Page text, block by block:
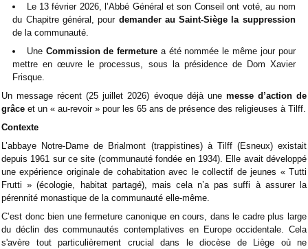
Le 13 février 2026, l’Abbé Général et son Conseil ont voté, au nom
du Chapitre général, pour demander au Saint-Siège la suppression
de la communauté.
Une Commission de fermeture a été nommée le même jour pour
mettre en œuvre le processus, sous la présidence de Dom Xavier
Frisque.
Un message récent (25 juillet 2026) évoque déjà une messe d’action de
grâce et un « au-revoir » pour les 65 ans de présence des religieuses à Tilff.
Contexte
L’abbaye Notre-Dame de Brialmont (trappistines) à Tilff (Esneux) existait
depuis 1961 sur ce site (communauté fondée en 1934). Elle avait développé
une expérience originale de cohabitation avec le collectif de jeunes « Tutti
Frutti » (écologie, habitat partagé), mais cela n’a pas suffi à assurer la
pérennité monastique de la communauté elle-même.
C’est donc bien une fermeture canonique en cours, dans le cadre plus large
du déclin des communautés contemplatives en Europe occidentale. Cela
s'avère tout particulièrement crucial dans le diocèse de Liège où ne